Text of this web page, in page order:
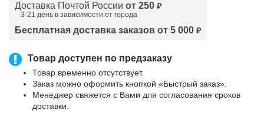
Доставка Почтой России от 250 ₽
3-21 день в зависимости от города
Бесплатная доставка заказов от 5 000 ₽
Товар доступен по предзаказу
Товар временно отсутствует.
Заказ можно оформить кнопкой «Быстрый заказ».
Менеджер свяжется с Вами для согласования сроков
доставки.